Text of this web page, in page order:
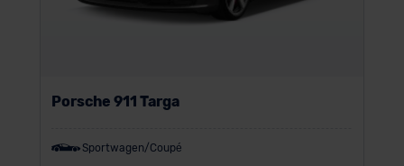
Porsche 911 Targa
Sportwagen/Coupé